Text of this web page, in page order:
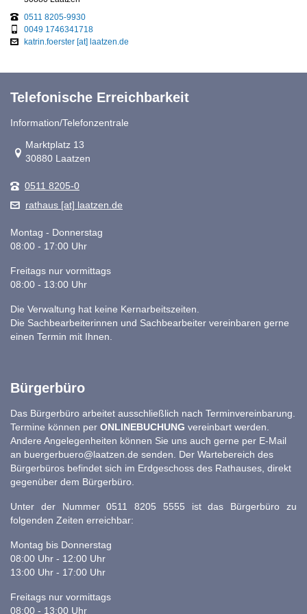
0511 8205-9930
0049 1746341718
katrin.foerster [at] laatzen.de
Telefonische Erreichbarkeit
Information/Telefonzentrale
Link zur Google-Maps Navigation
Marktplatz 13
30880 Laatzen
0511 8205-0
rathaus [at] laatzen.de
Montag - Donnerstag
08:00 - 17:00 Uhr
Freitags nur vormittags
08:00 - 13:00 Uhr
Die Verwaltung hat keine Kernarbeitszeiten.
Die Sachbearbeiterinnen und Sachbearbeiter vereinbaren gerne
einen Termin mit Ihnen.
Bürgerbüro
Das Bürgerbüro arbeitet ausschließlich nach Terminvereinbarung.
Termine können per ONLINEBUCHUNG vereinbart werden.
Andere Angelegenheiten können Sie uns auch gerne per E-Mail
an buergerbuero@laatzen.de senden. Der Wartebereich des
Bürgerbüros befindet sich im Erdgeschoss des Rathauses, direkt
gegenüber dem Bürgerbüro.
Unter der Nummer 0511 8205 5555 ist das Bürgerbüro zu
folgenden Zeiten erreichbar:
Montag bis Donnerstag
08:00 Uhr - 12:00 Uhr
13:00 Uhr - 17:00 Uhr
Freitags nur vormittags
08:00 - 13:00 Uhr